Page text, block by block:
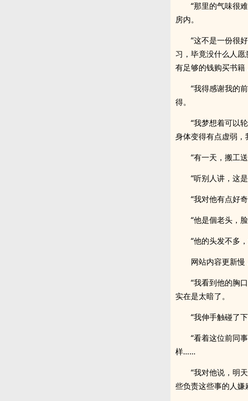
“那里的气味很
房内。
“这不是一份很
习，毕竟没什么人
有足够的钱购买书籍
“我得感谢我的
得。
“我梦想着可以
身体变得有点虚弱，
“有一天，搬工
“听别人讲，这
“我对他有点好
“他是個老头，
“他的头发不多
网站内容更新慢
“我看到他的胸
实在是太暗了。
“我伸手触碰了
“看着这位前同
样……
“我对他说，明
些负责这些事的人嫌